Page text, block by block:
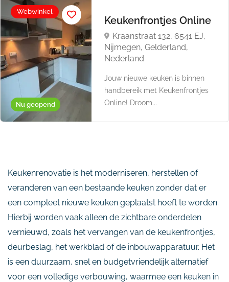
Nu geopend
Webwinkel
Keukenfrontjes Online
Kraanstraat 132, 6541 EJ,
Nijmegen, Gelderland,
Nederland
Jouw nieuwe keuken is binnen
handbereik met Keukenfrontjes
Online! Droom...
Keukenrenovatie is het moderniseren, herstellen of
veranderen van een bestaande keuken zonder dat er
een compleet nieuwe keuken geplaatst hoeft te worden.
Hierbij worden vaak alleen de zichtbare onderdelen
vernieuwd, zoals het vervangen van de keukenfrontjes,
deurbeslag, het werkblad of de inbouwapparatuur. Het
is een duurzaam, snel en budgetvriendelijk alternatief
voor een volledige verbouwing, waarmee een keuken in